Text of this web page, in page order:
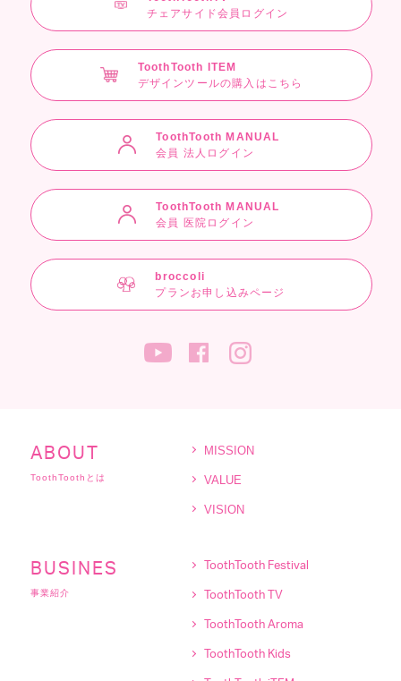
チェアサイド会員ログイン
ToothTooth ITEM
デザインツールの購入はこちら
ToothTooth MANUAL
会員 法人ログイン
ToothTooth MANUAL
会員 医院ログイン
broccoli
プランお申し込みページ
ABOUT
ToothToothとは
MISSION
VALUE
VISION
BUSINES
事業紹介
ToothTooth Festival
ToothTooth TV
ToothTooth Aroma
ToothTooth Kids